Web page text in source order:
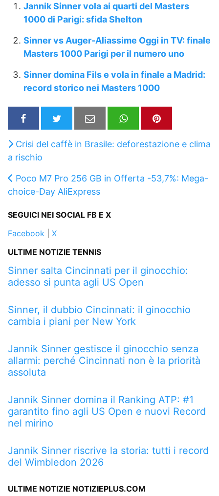
Jannik Sinner vola ai quarti del Masters
1000 di Parigi: sfida Shelton
Sinner vs Auger-Aliassime Oggi in TV: finale
Masters 1000 Parigi per il numero uno
Sinner domina Fils e vola in finale a Madrid:
record storico nei Masters 1000
Crisi del caffè in Brasile: deforestazione e clima
a rischio
Poco M7 Pro 256 GB in Offerta -53,7%: Mega-
choice-Day AliExpress
SEGUICI NEI SOCIAL FB E X
Facebook
X
ULTIME NOTIZIE TENNIS
Sinner salta Cincinnati per il ginocchio:
adesso si punta agli US Open
Sinner, il dubbio Cincinnati: il ginocchio
cambia i piani per New York
Jannik Sinner gestisce il ginocchio senza
allarmi: perché Cincinnati non è la priorità
assoluta
Jannik Sinner domina il Ranking ATP: #1
garantito fino agli US Open e nuovi Record
nel mirino
Jannik Sinner riscrive la storia: tutti i record
del Wimbledon 2026
ULTIME NOTIZIE NOTIZIEPLUS.COM